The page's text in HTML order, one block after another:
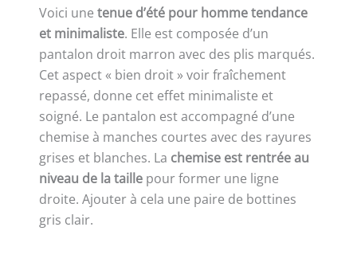
Voici une tenue d’été pour homme tendance
et minimaliste. Elle est composée d’un
pantalon droit marron avec des plis marqués.
Cet aspect « bien droit » voir fraîchement
repassé, donne cet effet minimaliste et
soigné. Le pantalon est accompagné d’une
chemise à manches courtes avec des rayures
grises et blanches. La chemise est rentrée au
niveau de la taillepour former une ligne
droite. Ajouter à cela une paire de bottines
gris clair.